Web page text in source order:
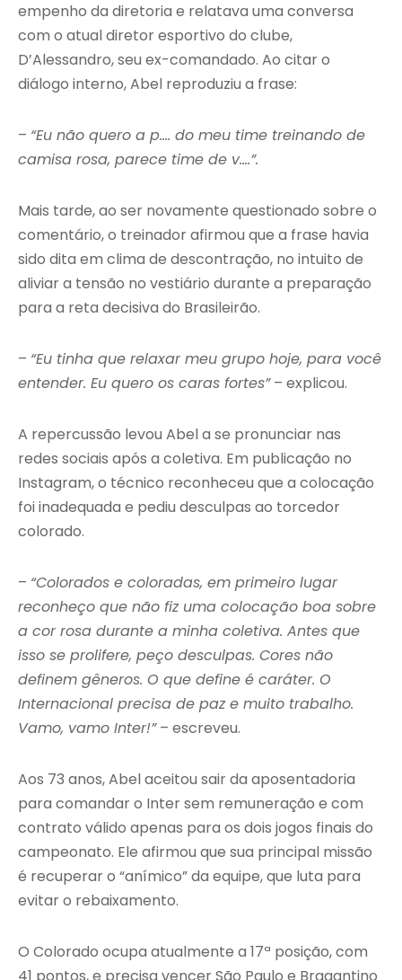
empenho da diretoria e relatava uma conversa
com o atual diretor esportivo do clube,
D’Alessandro, seu ex-comandado. Ao citar o
diálogo interno, Abel reproduziu a frase:
– “Eu não quero a p…. do meu time treinando de
camisa rosa, parece time de v….”.
Mais tarde, ao ser novamente questionado sobre o
comentário, o treinador afirmou que a frase havia
sido dita em clima de descontração, no intuito de
aliviar a tensão no vestiário durante a preparação
para a reta decisiva do Brasileirão.
– “Eu tinha que relaxar meu grupo hoje, para você
entender. Eu quero os caras fortes”– explicou.
A repercussão levou Abel a se pronunciar nas
redes sociais após a coletiva. Em publicação no
Instagram, o técnico reconheceu que a colocação
foi inadequada e pediu desculpas ao torcedor
colorado.
– “Colorados e coloradas, em primeiro lugar
reconheço que não fiz uma colocação boa sobre
a cor rosa durante a minha coletiva. Antes que
isso se prolifere, peço desculpas. Cores não
definem gêneros. O que define é caráter. O
Internacional precisa de paz e muito trabalho.
Vamo, vamo Inter!”– escreveu.
Aos 73 anos, Abel aceitou sair da aposentadoria
para comandar o Inter sem remuneração e com
contrato válido apenas para os dois jogos finais do
campeonato. Ele afirmou que sua principal missão
é recuperar o “anímico” da equipe, que luta para
evitar o rebaixamento.
O Colorado ocupa atualmente a 17ª posição, com